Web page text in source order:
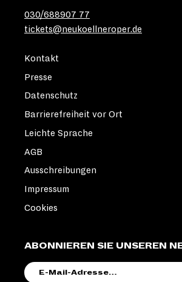
030/688907 77
tickets@neukoellneroper.de
ABONNIEREN SIE UNSEREN
MAIL-
Kontakt
Presse
Datenschutz
Barrierefreiheit vor Ort
Leichte Sprache
AGB
Ausschreibungen
Impressum
Cookies